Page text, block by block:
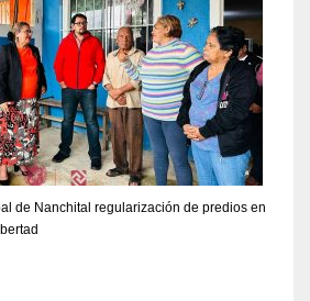
de Nanchital regularización de predios en